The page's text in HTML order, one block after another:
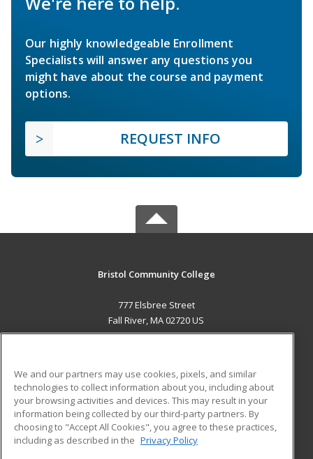
Our highly knowledgeable Enrollment
Specialists will answer any questions you
might have about the course and payment
options.
REQUEST INFO
Bristol Community College
777 Elsbree Street
Fall River, MA 02720 US
ADDITIONAL RESOURCES
Military
Financial Assistance
Help
Student Blog
We and our partners may use cookies, pixels, and similar
technologies to collect information about you, including about
your browsing activities and devices. This may result in your
information being collected by our third-party partners. By
choosing to "Accept All Cookies", you agree to these practices,
including as described in the Privacy Policy